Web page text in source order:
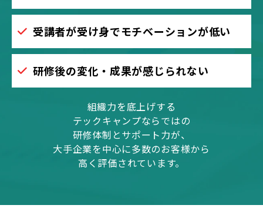
受講者が受け身でモチベーションが低い
研修後の変化・成果が感じられない
組織力を底上げする
テックキャンプならではの
研修体制とサポート力が、
大手企業を中心に多数のお客様から
高く評価されています。